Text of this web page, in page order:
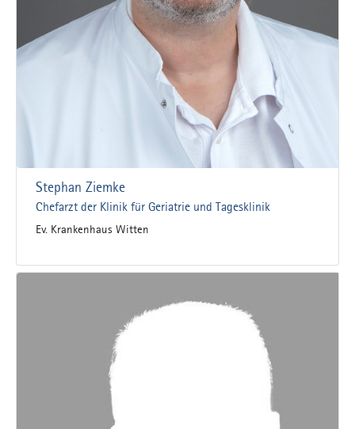
Stephan Ziemke
Chefarzt der Klinik für Geriatrie und Tagesklinik
Ev. Krankenhaus Witten